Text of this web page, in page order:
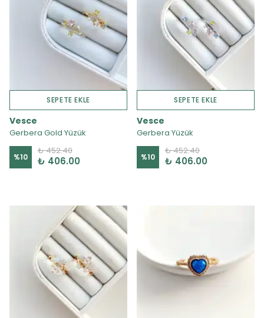
SEPETE EKLE
Vesce
Gerbera Gold Yüzük
%10
₺ 452.40
₺ 406.00
SEPETE EKLE
Vesce
Gerbera Yüzük
%10
₺ 452.40
₺ 406.00